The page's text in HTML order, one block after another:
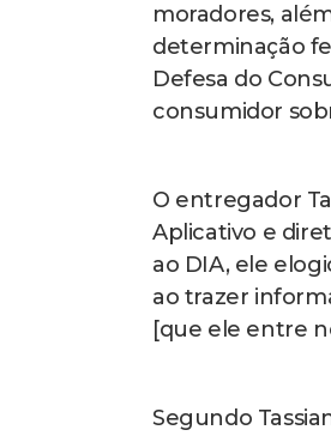
moradores,
determinação
Defesa do
consumidor
O entregador
Aplicativo e
ao DIA, ele
ao trazer
[que ele entre
Segundo